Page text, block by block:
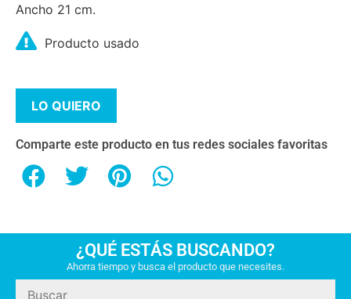
Ancho 21 cm.
Producto usado
LO QUIERO
Comparte este producto en tus redes sociales favoritas
¿QUÉ ESTÁS BUSCANDO?
Ahorra tiempo y busca el producto que necesites.